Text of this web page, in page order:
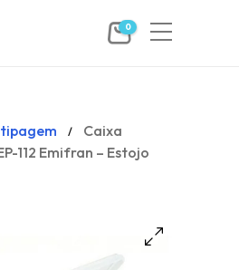
0
/
Caixa
112 Emifran – Estojo